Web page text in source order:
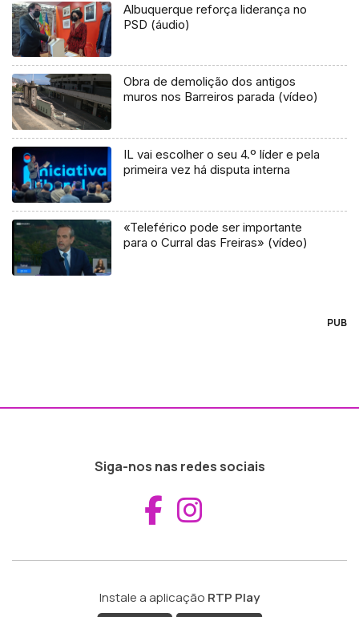
Albuquerque reforça liderança no
PSD (áudio)
Obra de demolição dos antigos
muros nos Barreiros parada (vídeo)
IL vai escolher o seu 4.º líder e pela
primeira vez há disputa interna
«Teleférico pode ser importante
para o Curral das Freiras» (vídeo)
PUB
Siga-nos nas redes sociais
Aceder ao
Instale a aplicação RTP Play